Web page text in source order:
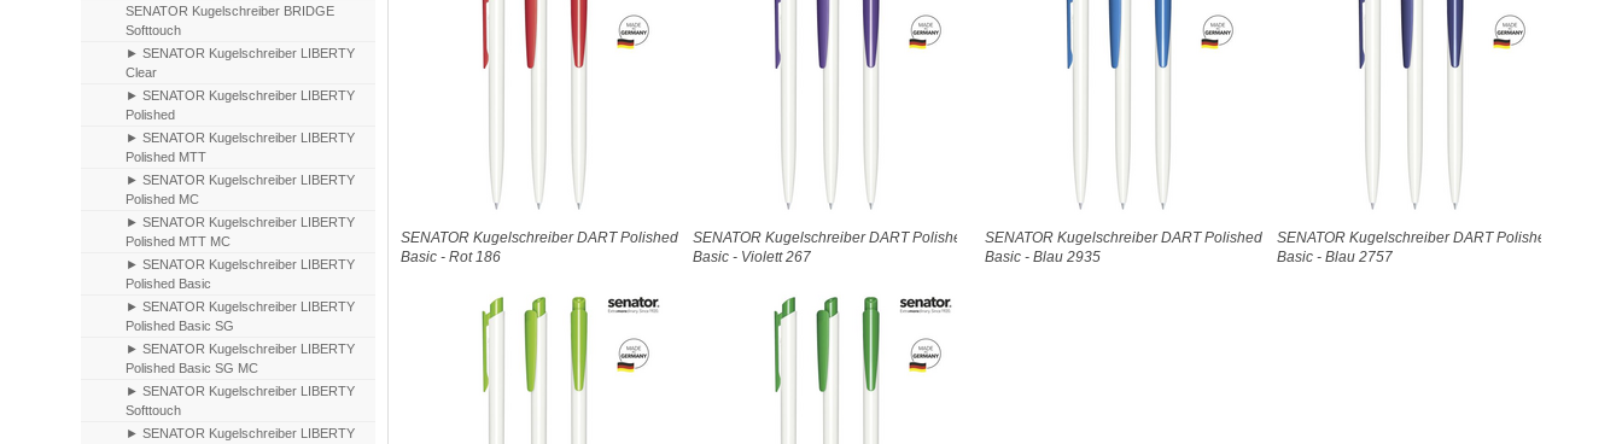
SENATOR Kugelschreiber DART Polished
Basic - Rot 186
SENATOR Kugelschreiber DART Polished
Basic - Violett 267
SENATOR Kugelschreiber DART Polished
Basic - Blau 2935
SENATOR Kugelschreiber DART Polished
Basic - Blau 2757
SENATOR Kugelschreiber BRIDGE
Softtouch
► SENATOR Kugelschreiber LIBERTY
Clear
► SENATOR Kugelschreiber LIBERTY
Polished
► SENATOR Kugelschreiber LIBERTY
Polished MTT
► SENATOR Kugelschreiber LIBERTY
Polished MC
► SENATOR Kugelschreiber LIBERTY
Polished MTT MC
► SENATOR Kugelschreiber LIBERTY
Polished Basic
► SENATOR Kugelschreiber LIBERTY
Polished Basic SG
► SENATOR Kugelschreiber LIBERTY
Polished Basic SG MC
► SENATOR Kugelschreiber LIBERTY
Softtouch
► SENATOR Kugelschreiber LIBERTY